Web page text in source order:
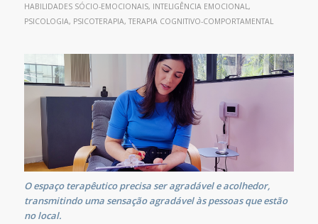
HABILIDADES SÓCIO-EMOCIONAIS, INTELIGÊNCIA EMOCIONAL,
PSICOLOGIA, PSICOTERAPIA, TERAPIA COGNITIVO-COMPORTAMENTAL
O espaço terapêutico precisa ser agradável e acolhedor,
transmitindo uma sensação agradável às pessoas que estão
no local.